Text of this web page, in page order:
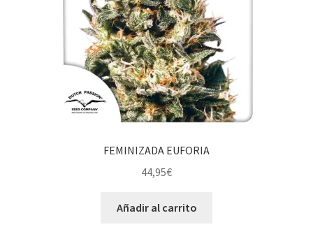
FEMINIZADA EUFORIA
44,95€
Añadir al carrito